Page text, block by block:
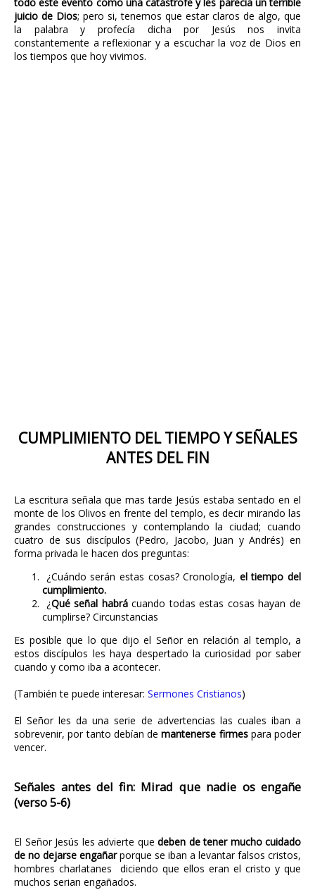
juicio de Dios; pero si, tenemos que estar claros de algo, que
la palabra y profecía dicha por Jesús nos invita
constantemente a reflexionar y a escuchar la voz de Dios en
los tiempos que hoy vivimos.
CUMPLIMIENTO DEL TIEMPO Y SEÑALES
ANTES DEL FIN
La escritura señala que mas tarde Jesús estaba sentado en el
monte de los Olivos en frente del templo, es decir mirando las
grandes construcciones y contemplando la ciudad; cuando
cuatro de sus discípulos (Pedro, Jacobo, Juan y Andrés) en
forma privada le hacen dos preguntas:
¿Cuándo serán estas cosas? Cronología, el tiempo del
cumplimiento.
¿Qué señal habrácuando todas estas cosas hayan de
cumplirse? Circunstancias
Es posible que lo que dijo el Señor en relación al templo, a
estos discípulos les haya despertado la curiosidad por saber
cuando y como iba a acontecer.
(También te puede interesar: Sermones Cristianos)
El Señor les da una serie de advertencias las cuales iban a
sobrevenir, por tanto debían demantenerse firmes para poder
vencer.
Señales antes del fin: Mirad que nadie os engañe
(verso 5-6)
El Señor Jesús les advierte que deben de tener mucho cuidado
de no dejarse engañarporque se iban a levantar falsos cristos,
hombres charlatanes diciendo que ellos eran el cristo y que
muchos serian engañados.